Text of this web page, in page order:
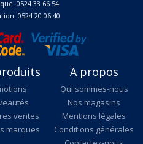
0524 33 66 54
0524 20 06 40
ventes
marques
A propos
Qui sommes-nous
Nos magasins
Mentions légales
Conditions générales